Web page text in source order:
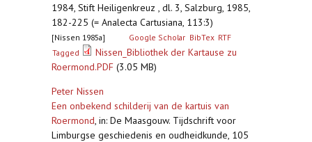
1984, Stift Heiligenkreuz , dl. 3, Salzburg, 1985,
182-225 (= Analecta Cartusiana, 113:3)
[Nissen 1985a] Google Scholar BibTex RTF
Tagged
Nissen_Bibliothek der Kartause zu
Roermond.PDF (3.05 MB)
Peter Nissen
Een onbekend schilderij van de kartuis van
Roermond, in: De Maasgouw. Tijdschrift voor
Limburgse geschiedenis en oudheidkunde, 105